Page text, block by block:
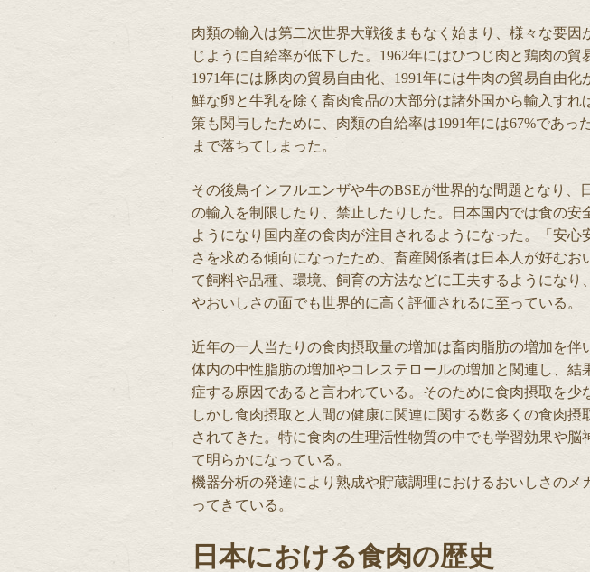
肉類の輸入は第二次世界大戦後まもなく始まり、様々な要因
じように自給率が低下した。1962年にはひつじ肉と鶏肉の貿
1971年には豚肉の貿易自由化、1991年には牛肉の貿易自由化
鮮な卵と牛乳を除く畜肉食品の大部分は諸外国から輸入すれ
策も関与したために、肉類の自給率は1991年には67%であっ
まで落ちてしまった。
その後鳥インフルエンザや牛のBSEが世界的な問題となり、
の輸入を制限したり、禁止したりした。日本国内では食の安
ようになり国内産の食肉が注目されるようになった。「安心
さを求める傾向になったため、畜産関係者は日本人が好むお
て飼料や品種、環境、飼育の方法などに工夫するようになり
やおいしさの面でも世界的に高く評価されるに至っている。
近年の一人当たりの食肉摂取量の増加は畜肉脂肪の増加を伴
体内の中性脂肪の増加やコレステロールの増加と関連し、結
症する原因であると言われている。そのために食肉摂取を少
しかし食肉摂取と人間の健康に関連に関する数多くの食肉摂
されてきた。特に食肉の生理活性物質の中でも学習効果や脳
て明らかになっている。
機器分析の発達により熟成や貯蔵調理におけるおいしさのメ
ってきている。
日本における食肉の歴史